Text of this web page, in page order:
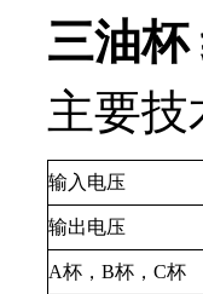
三油杯
主要技
输入电压
输出电压
A杯，B杯，C杯